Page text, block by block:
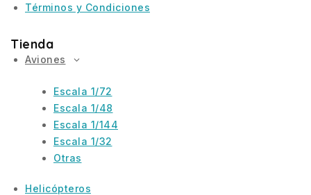
Términos y Condiciones
Tienda
Aviones
Escala 1/72
Escala 1/48
Escala 1/144
Escala 1/32
Otras
Helicópteros